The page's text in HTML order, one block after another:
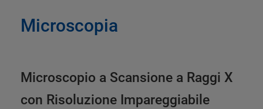
Microscopia
Microscopio a Scansione a Raggi X
con Risoluzione Impareggiabile